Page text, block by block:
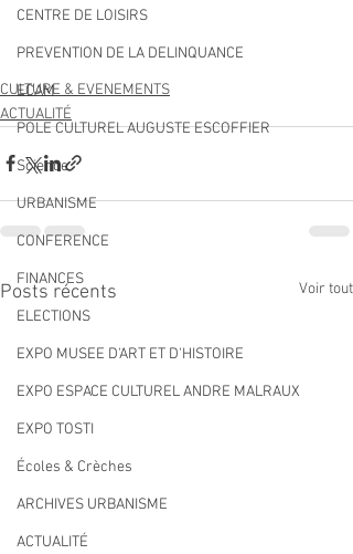
CENTRE DE LOISIRS
PREVENTION DE LA DELINQUANCE
ECAM
POLE CULTUREL AUGUSTE ESCOFFIER
Science
URBANISME
CONFERENCE
FINANCES
ELECTIONS
EXPO MUSEE D'ART ET D'HISTOIRE
EXPO ESPACE CULTUREL ANDRE MALRAUX
EXPO TOSTI
Écoles & Crèches
ARCHIVES URBANISME
ACTUALITÉ
CULTURE & EVENEMENTS
ACTUALITÉ
Posts récents Voir tout